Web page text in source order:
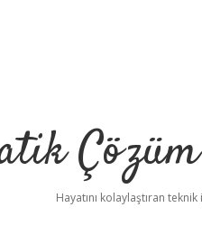
Hayatını kolaylaştıran teknik